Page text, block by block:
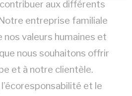
de petits morceaux
qui sont utilisés
pour améliorer
Acceptez tous les
les catégories que
aux différents
entreprise familiale
nos valeurs humaines et
nous souhaitons offrir
et à notre clientèle.
et le